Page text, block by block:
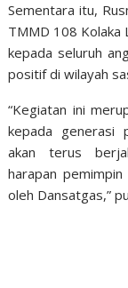
Sementara itu,
TMMD 108 Kolaka
kepada seluruh
positif di wilayah
“Kegiatan ini
kepada generasi
akan terus
harapan
oleh Dansatgas,”